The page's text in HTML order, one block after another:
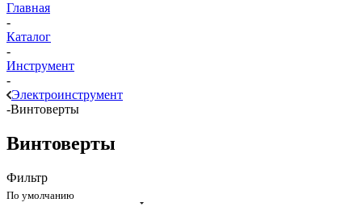
Главная
-
Каталог
-
Инструмент
-
Электроинструмент
-Винтоверты
Винтоверты
Фильтр
По умолчанию